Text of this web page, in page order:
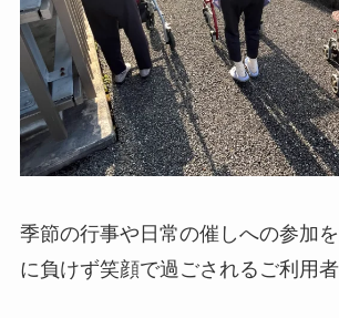
季節の行事や日常の催しへの参加
に負けず笑顔で過ごされるご利用者